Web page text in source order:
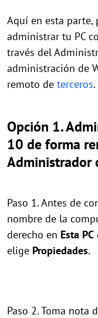
Aquí en esta parte,
administrar tu PC
través del
administración de
remoto de terceros.
Opción 1.
10 de forma
Administrador
Paso 1. Antes de
nombre de la
derecho en Esta PC
elige Propiedades.
Paso 2. Toma nota